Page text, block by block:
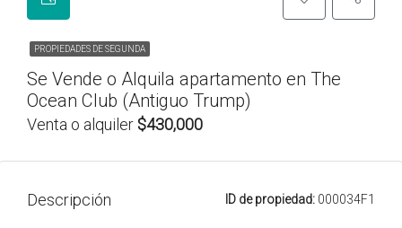
PROPIEDADES DE SEGUNDA
Se Vende o Alquila apartamento en The
Ocean Club (Antiguo Trump)
Venta o alquiler $430,000
Descripción ID de propiedad: 000034F1